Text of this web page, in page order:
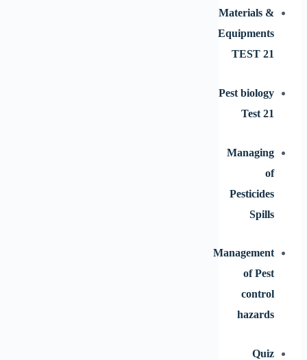
Materials &
Equipments
TEST 21
Pest biology
Test 21
Managing
of
Pesticides
Spills
Management
of Pest
control
hazards
Quiz